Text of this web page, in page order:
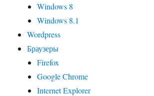
Windows 8
Windows 8.1
Wordpress
Браузеры
Firefox
Google Chrome
Internet Explorer